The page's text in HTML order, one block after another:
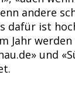
andere
dafür ist
Jahr
und